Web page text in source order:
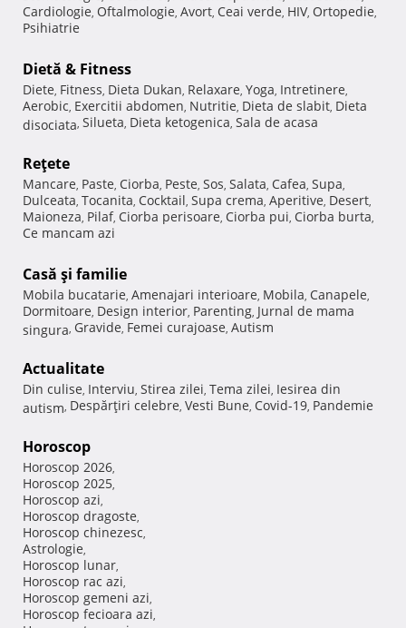
Cardiologie, Oftalmologie, Avort, Ceai verde, HIV, Ortopedie,
Psihiatrie
Dietă & Fitness
Diete, Fitness, Dieta Dukan, Relaxare, Yoga, Intretinere,
Aerobic, Exercitii abdomen, Nutritie, Dieta de slabit, Dieta
disociata, Silueta, Dieta ketogenica, Sala de acasa
Reţete
Mancare, Paste, Ciorba, Peste, Sos, Salata, Cafea, Supa,
Dulceata, Tocanita, Cocktail, Supa crema, Aperitive, Desert,
Maioneza, Pilaf, Ciorba perisoare, Ciorba pui, Ciorba burta,
Ce mancam azi
Casă şi familie
Mobila bucatarie, Amenajari interioare, Mobila, Canapele,
Dormitoare, Design interior, Parenting, Jurnal de mama
singura, Gravide, Femei curajoase, Autism
Actualitate
Din culise, Interviu, Stirea zilei, Tema zilei, Iesirea din
autism, Despărţiri celebre, Vesti Bune, Covid-19, Pandemie
Horoscop
Horoscop 2026,
Horoscop 2025,
Horoscop azi,
Horoscop dragoste,
Horoscop chinezesc,
Astrologie,
Horoscop lunar,
Horoscop rac azi,
Horoscop gemeni azi,
Horoscop fecioara azi,